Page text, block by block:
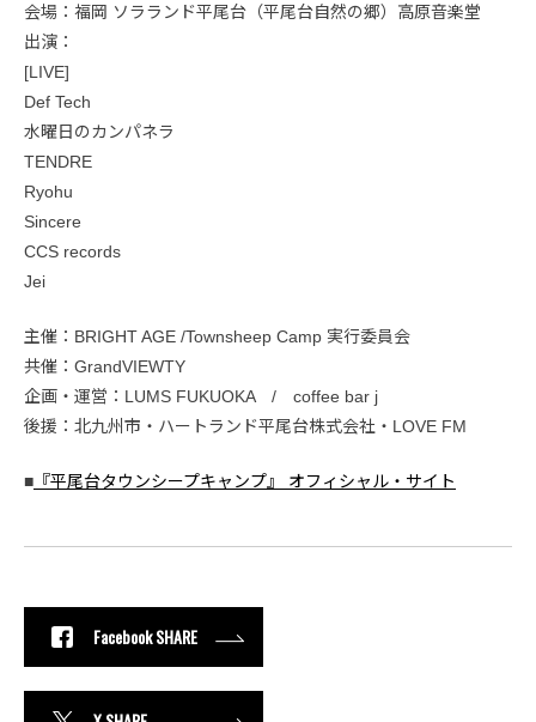
会場：福岡 ソラランド平尾台（平尾台自然の郷）高原音楽堂
出演：
[LIVE]
Def Tech
水曜日のカンパネラ
TENDRE
Ryohu
Sincere
CCS records
Jei
主催：BRIGHT AGE /Townsheep Camp 実行委員会
共催：GrandVIEWTY
企画・運営：LUMS FUKUOKA / coffee bar j
後援：北九州市・ハートランド平尾台株式会社・LOVE FM
■ 『平尾台タウンシープキャンプ』 オフィシャル・サイト
Facebook SHARE